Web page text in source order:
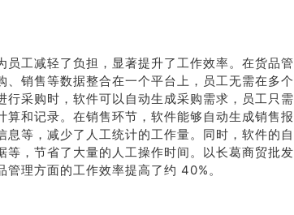
工减轻了负担，显著提升了工作效率。在货品管
销售等数据整合在一个平台上，员工无需在多个
行采购时，软件可以自动生成采购需求，员工只需
和记录。在销售环节，软件能够自动生成销售报
等，减少了人工统计的工作量。同时，软件的自
，节省了大量的人工操作时间。以长葛商贸批发
理方面的工作效率提高了约 40%。